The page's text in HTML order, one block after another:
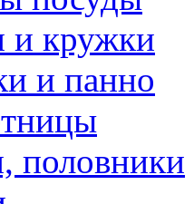
и кружки
и панно
половники